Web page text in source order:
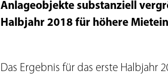
Anlageobjekte substanziell
Halbjahr 2018 für höhere
Das Ergebnis für das erste Halbjahr